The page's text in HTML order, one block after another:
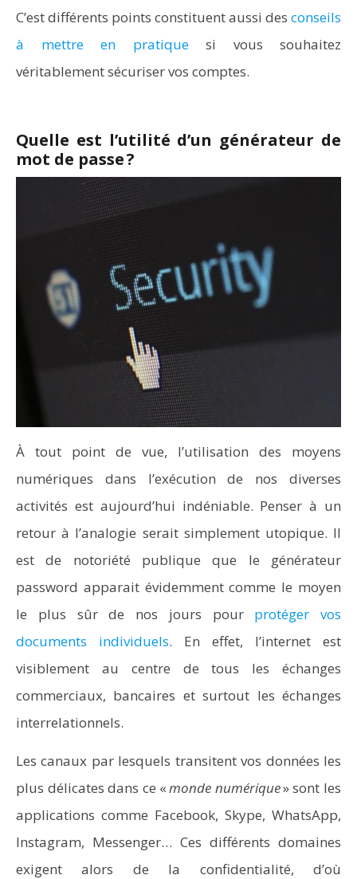
C’est différents points constituent aussi des conseils
à mettre en pratiquesi vous souhaitez
véritablement sécuriser vos comptes.
Quelle est l’utilité d’un générateur de
mot de passe ?
À tout point de vue, l’utilisation des moyens
numériques dans l’exécution de nos diverses
activités est aujourd’hui indéniable. Penser à un
retour à l’analogie serait simplement utopique. Il
est de notoriété publique que le générateur
password apparait évidemment comme le moyen
le plus sûr de nos jours pour protéger vos
documents individuels. En effet, l’internet est
visiblement au centre de tous les échanges
commerciaux, bancaires et surtout les échanges
interrelationnels.
Les canaux par lesquels transitent vos données les
plus délicates dans ce «monde numérique» sont les
applications comme Facebook, Skype, WhatsApp,
Instagram, Messenger… Ces différents domaines
exigent alors de la confidentialité, d’où